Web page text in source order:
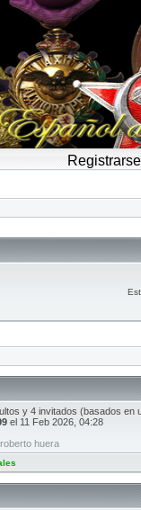
Registrarse
y 4 invitados (basados en
el 11 Feb 2026, 04:28
roberto huera